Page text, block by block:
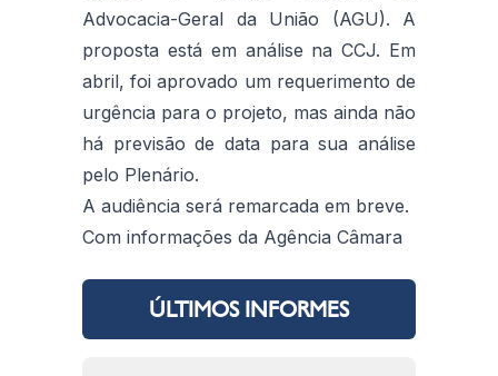
Advocacia-Geral da União (AGU). A
proposta está em análise na CCJ. Em
abril, foi aprovado um requerimento de
urgência para o projeto, mas ainda não
há previsão de data para sua análise
pelo Plenário.
A audiência será remarcada em breve.
Com informações da Agência Câmara
ÚLTIMOS INFORMES